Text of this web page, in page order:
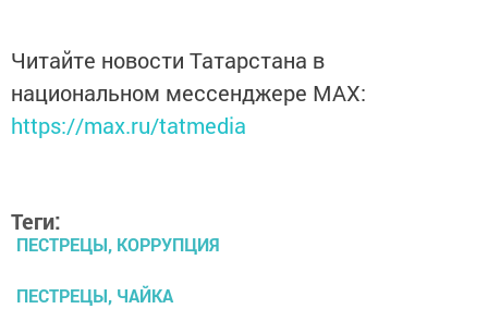
Читайте новости Татарстана в
национальном мессенджере MАХ:
https://max.ru/tatmedia
Теги:
ПЕСТРЕЦЫ, КОРРУПЦИЯ
ПЕСТРЕЦЫ, ЧАЙКА